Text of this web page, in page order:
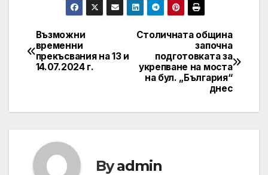
Post
navigation
Столичната община
започна
подготовката за
укрепване на моста
на бул. „България“
днес
Възможни
временни
прекъсвания на 13 и
14.07.2024 г.
Byadmin